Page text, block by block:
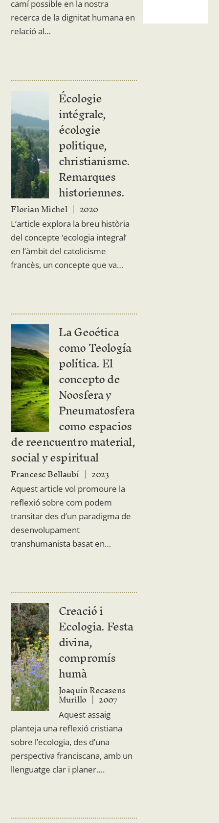
camí possible en la nostra
recerca de la dignitat humana en
relació al…
Écologie
intégrale,
écologie
politique,
christianisme.
Remarques
historiennes.
Florian Michel 2020
L’article explora la breu història
del concepte ‘ecologia integral’
en l’àmbit del catolicisme
francès, un concepte que va…
La Geoética
como Teología
política. El
concepto de
Noosfera y
Pneumatosfera
como espacios
de reencuentro material,
social y espiritual
Francesc Bellaubí 2023
Aquest article vol promoure la
reflexió sobre com podem
transitar des d’un paradigma de
desenvolupament
transhumanista basat en…
Creació i
Ecologia. Festa
divina,
compromís
humà
Joaquín Recasens
Murillo 2007
Aquest assaig
planteja una reflexió cristiana
sobre l’ecologia, des d’una
perspectiva franciscana, amb un
llenguatge clar i planer….